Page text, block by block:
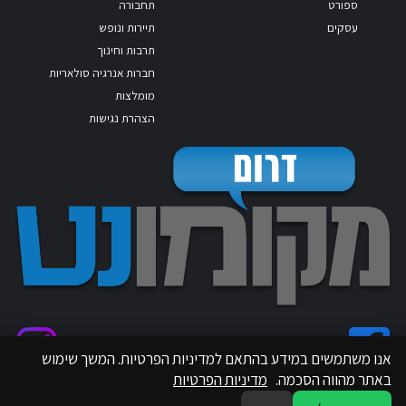
ספורט
עסקים
תחבורה
תיירות ונופש
תרבות וחינוך
חברות אנרגיה סולאריות
מומלצות
הצהרת נגישות
אנו משתמשים במידע בהתאם למדיניות הפרטיות. המשך שימוש
באתר מהווה הסכמה. מדיניות הפרטיות